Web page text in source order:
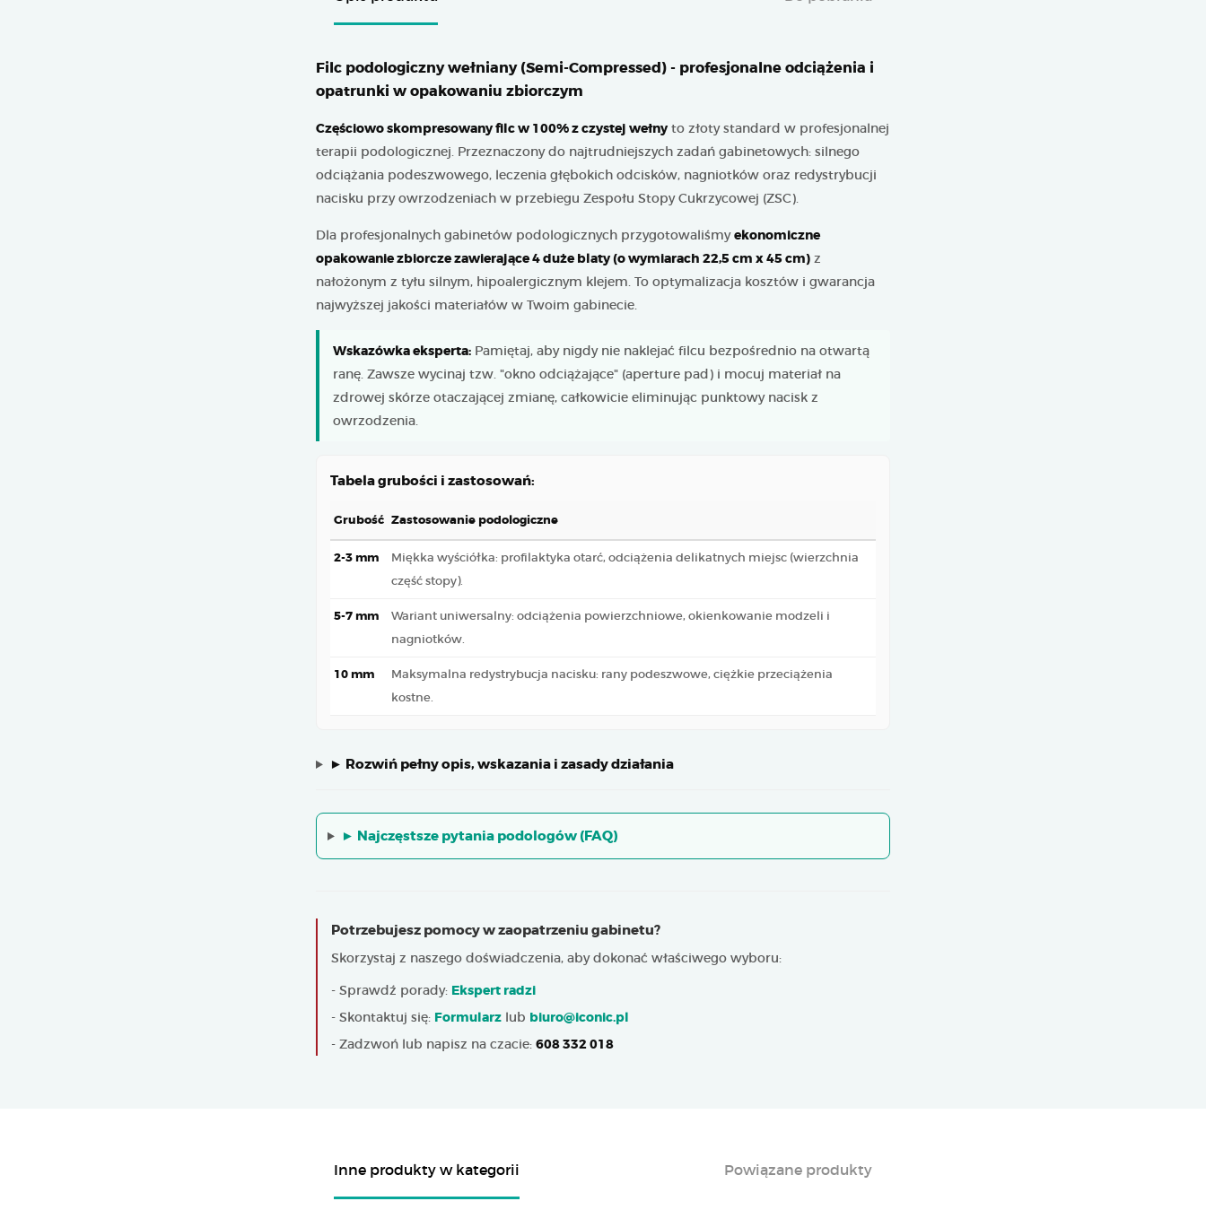
Filc podologiczny wełniany (Semi-Compressed) - profesjonalne odciążenia i
opatrunki w opakowaniu zbiorczym
Częściowo skompresowany filc w 100% z czystej wełnyto złoty standard w profesjonalnej
terapii podologicznej. Przeznaczony do najtrudniejszych zadań gabinetowych: silnego
odciążania podeszwowego, leczenia głębokich odcisków, nagniotków oraz redystrybucji
nacisku przy owrzodzeniach w przebiegu Zespołu Stopy Cukrzycowej (ZSC).
Dla profesjonalnych gabinetów podologicznych przygotowaliśmyekonomiczne
opakowanie zbiorcze zawierające 4 duże blaty (o wymiarach 22,5 cm x 45 cm) z
nałożonym z tyłu silnym, hipoalergicznym klejem. To optymalizacja kosztów i gwarancja
najwyższej jakości materiałów w Twoim gabinecie.
Wskazówka eksperta: Pamiętaj, aby nigdy nie naklejać filcu bezpośrednio na otwartą
ranę. Zawsze wycinaj tzw. "okno odciążające" (aperture pad) i mocuj materiał na
zdrowej skórze otaczającej zmianę, całkowicie eliminując punktowy nacisk z
owrzodzenia.
Tabela grubości i zastosowań:
Grubość Zastosowanie podologiczne
2-3 mm
Miękka wyściółka: profilaktyka otarć, odciążenia delikatnych miejsc (wierzchnia
część stopy).
5-7 mm
Wariant uniwersalny: odciążenia powierzchniowe, okienkowanie modzeli i
nagniotków.
10 mm
Maksymalna redystrybucja nacisku: rany podeszwowe, ciężkie przeciążenia
kostne.
► Rozwiń pełny opis, wskazania i zasady działania
► Najczęstsze pytania podologów (FAQ)
Potrzebujesz pomocy w zaopatrzeniu gabinetu?
Skorzystaj z naszego doświadczenia, aby dokonać właściwego wyboru:
- Sprawdź porady: Ekspert radzi
- Skontaktuj się: Formularzlub biuro@iconic.pl
- Zadzwoń lub napisz na czacie: 608 332 018
Inne produkty w kategorii Powiązane produkty